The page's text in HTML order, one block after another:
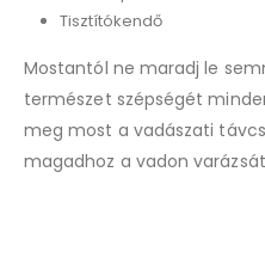
Tisztítókendő
Mostantól ne maradj le
természet szépségét
meg most a vadászati
magadhoz a vadon